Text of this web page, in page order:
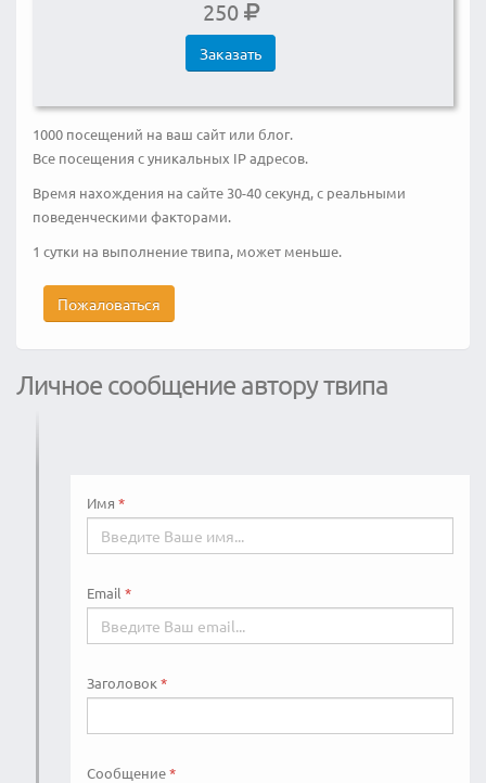
250
Заказать
1000 посещений на ваш сайт или блог.
Все посещения с уникальных IP адресов.
Время нахождения на сайте 30-40 секунд, с реальными
поведенческими факторами.
1 сутки на выполнение твипа, может меньше.
Пожаловаться
Личное сообщение автору твипа
Имя
Email
Заголовок
Сообщение